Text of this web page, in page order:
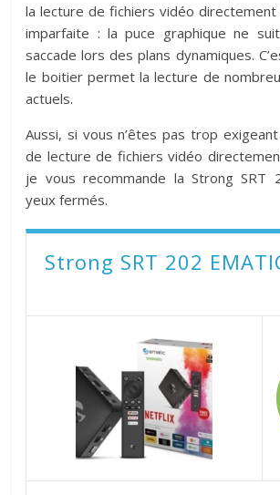
la lecture de fichiers vidéo
imparfaite : la puce graphique ne
saccade lors des plans dynamiques.
le boitier permet la lecture de
actuels.
Aussi, si vous n’êtes pas trop
de lecture de fichiers vidéo
je vous recommande la Strong SRT
yeux fermés.
Strong SRT 202